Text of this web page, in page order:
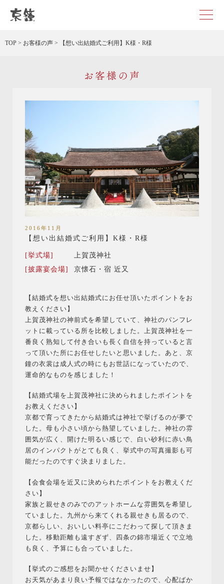
TOP > お客様の声 > 【想い出結婚式ご利用】K様・R様
2016年11月
【想い出結婚式ご利用】K様・R様
[挙式場]
上賀茂神社
[披露宴会場]
京懐石・宿 近又
【結婚式を想い出結婚式にお任せ頂いたポイントをお
教えください】
上賀茂神社の神前式を希望していて、神社のパンフレ
ットに載っている所を比較しました。上賀茂神社を一
番良く熟知して付き合いも長く自信を持っていると言
って頂いた所にお任せしたいと思いました。あと、京
鐘の衣裳は成人式の時にもお世話になっていたので、
運命的なものを感じました！
【結婚式場を上賀茂神社に決められましたポイントを
お教えください】
京都で育ってきたから結婚式は神社で挙げるのが夢で
した。母も小さい頃から熱望していました。神社の雰
囲気が広く、開けた明るい感じで、白い砂利に赤い鳥
居のインパクトがとても良く、挙式中の写真撮影も可
能だったのですぐ決まりました。
【会食会場を近又に決められたポイントをお教えくだ
さい】
家族と親せきのみでのアットホームな雰囲気を希望し
ていました。九州から来てくれる親せきも居るので、
京都らしい、おいしい料亭にこだわって探して頂きま
した。移動距離も遠すぎず、四条の錦市場近くで立地
も良く、予算にも合っていました。
【挙式のご感想をお聞かせくださいませ】
お天気があまり良い予報ではなかったので、心配ばか